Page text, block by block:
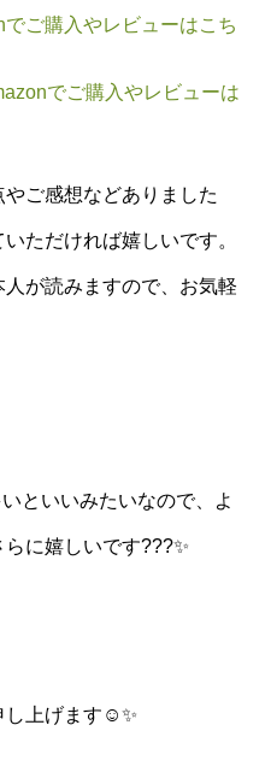
ご購入やレビューはこち
でご購入やレビューは
ご感想などありました
ただければ嬉しいです。
人が読みますので、お気軽
といいみたいなので、よ
に嬉しいです???✨
上げます ☺️✨